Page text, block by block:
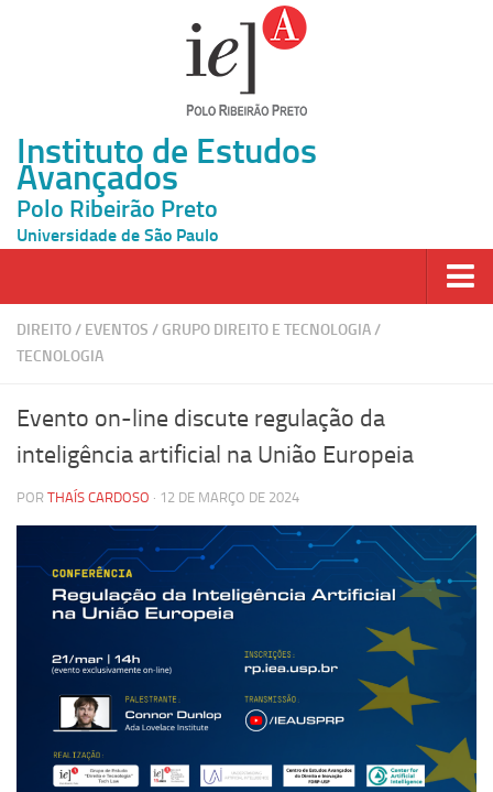
Instituto de Estudos
Avançados
Polo Ribeirão Preto
Universidade de São Paulo
Página Inicial
Ao vivo
Inscrição
Atividades
Cátedras
Pesquisa
Grupos de Estudo
Carreira Docente de Impacto
Ciência, Arte, Educação e Sociedade: CienArtES
Grupo de Estudos Avançados em Tecnologia e Informação
em Saúde com foco em Populações Vulneráveis
(Confluencia)
DIREITO/ EVENTOS / GRUPO DIREITO E TECNOLOGIA/
TECNOLOGIA
Evento on-line discute regulação da
inteligência artificial na União Europeia
POR THAÍS CARDOSO · 12 DE MARÇO DE 2024